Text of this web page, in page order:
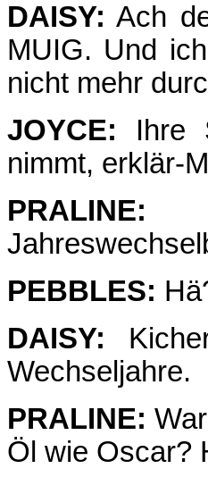
DAISY: Ach
MUIG. Und
nicht mehr
JOYCE: Ihre
nimmt, erklär-
PRALINE:
PEBBLES:
DAISY:
Wechseljahre.
PRALINE:
Öl wie Oscar?